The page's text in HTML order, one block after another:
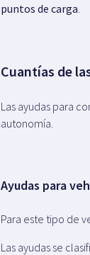
puntos de carga
Cuantías de
Las ayudas para
autonomía.
Ayudas para
Para este tipo de
Las ayudas se